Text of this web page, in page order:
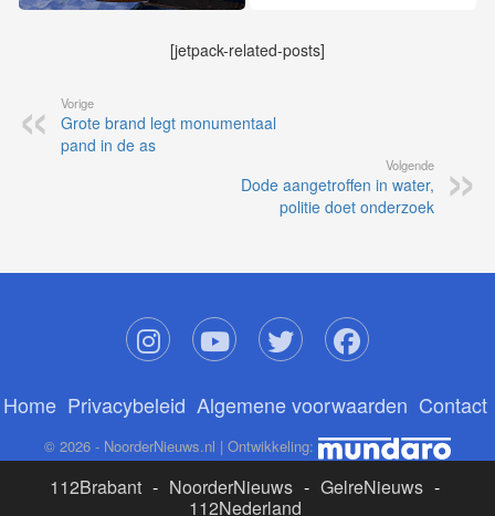
[jetpack-related-posts]
Vorige
Grote brand legt monumentaal
pand in de as
Volgende
Dode aangetroffen in water,
politie doet onderzoek
Home Privacybeleid Algemene voorwaarden Contact
© 2026 - NoorderNieuws.nl | Ontwikkeling:
112Brabant - NoorderNieuws - GelreNieuws -
112Nederland